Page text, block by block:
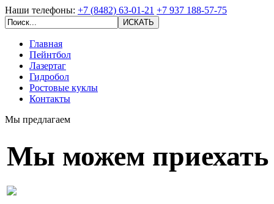
Наши телефоны: +7 (8482) 63-01-21 +7 937 188-57-75
Главная
Пейнтбол
Лазертаг
Гидробол
Ростовые куклы
Контакты
Мы предлагаем
Мы можем